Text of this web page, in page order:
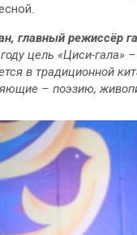
главный режиссёр
цель «Циси-гала»
в традиционной
– поэзию,